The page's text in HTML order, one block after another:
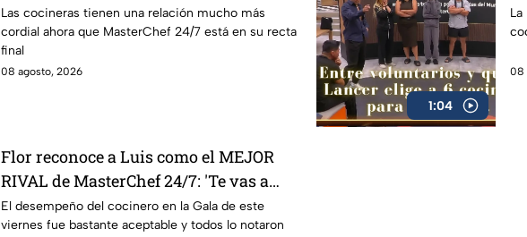
calentó la cabeza' (VIDEO)
Las cocineras tienen una relación mucho más
cordial ahora que MasterChef 24/7 está en su recta
final
08 agosto, 2026
1:04
08
Flor reconoce a Luis como el MEJOR
RIVAL de MasterChef 24/7: 'Te vas a
quedar' (VIDEO)
El desempeño del cocinero en la Gala de este
viernes fue bastante aceptable y todos lo notaron